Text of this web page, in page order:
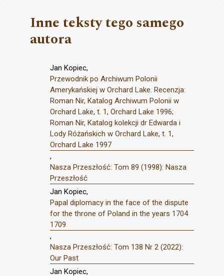
Inne teksty tego samego
autora
Jan Kopiec,
Przewodnik po Archiwum Polonii
Amerykańskiej w Orchard Lake. Recenzja:
Roman Nir, Katalog Archiwum Polonii w
Orchard Lake, t. 1, Orchard Lake 1996;
Roman Nir, Katalog kolekcji dr Edwarda i
Lody Różańskich w Orchard Lake, t. 1,
Orchard Lake 1997
,
Nasza Przeszłość: Tom 89 (1998): Nasza
Przeszłość
Jan Kopiec,
Papal diplomacy in the face of the dispute
for the throne of Poland in the years 1704
1709
,
Nasza Przeszłość: Tom 138 Nr 2 (2022):
Our Past
Jan Kopiec,